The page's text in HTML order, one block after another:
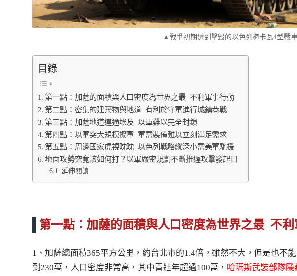
▲戰爭初期遭到擊毀的以色列梅卡瓦4型戰車
目錄
第一點：加薩的面積與人口密度為世界之最 不利軍事行動
第二點：密集的建築物與地道 有利於守軍進行城鎮巷戰
第三點：加薩地道連通埃及 以軍難以完全封鎖
第四點：以軍突大規模擴軍 軍需裝備難以立刻滿足需求
第五點：周邊國家虎視眈眈 以色列戰略縱深小需美軍馳援
地面攻勢究竟該如何打？以軍嚴密規劃不斷推遲攻擊發起日
延伸閱讀
第一點：加薩的面積與人口密度為世界之最 不利
1、加薩總面積365平方公里，約台北市的1.4倍，雖然不大，但是也不
到230萬，人口密度非常高，其中青壯年超過100萬， 哈瑪斯武裝部隊